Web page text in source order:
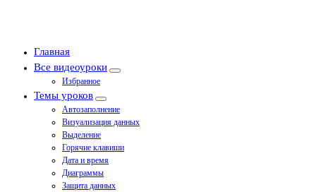
Главная
Все видеоуроки
Избранное
Темы уроков
Автозаполнение
Визуализация данных
Выделение
Горячие клавиши
Дата и время
Диаграммы
Защита данных